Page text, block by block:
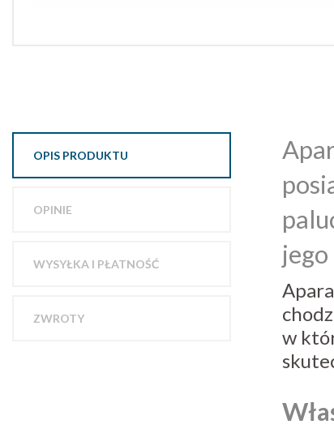
OPIS PRODUKTU
OPINIE
WYSYŁKA I PŁATNOŚĆ
ZWROTY
w